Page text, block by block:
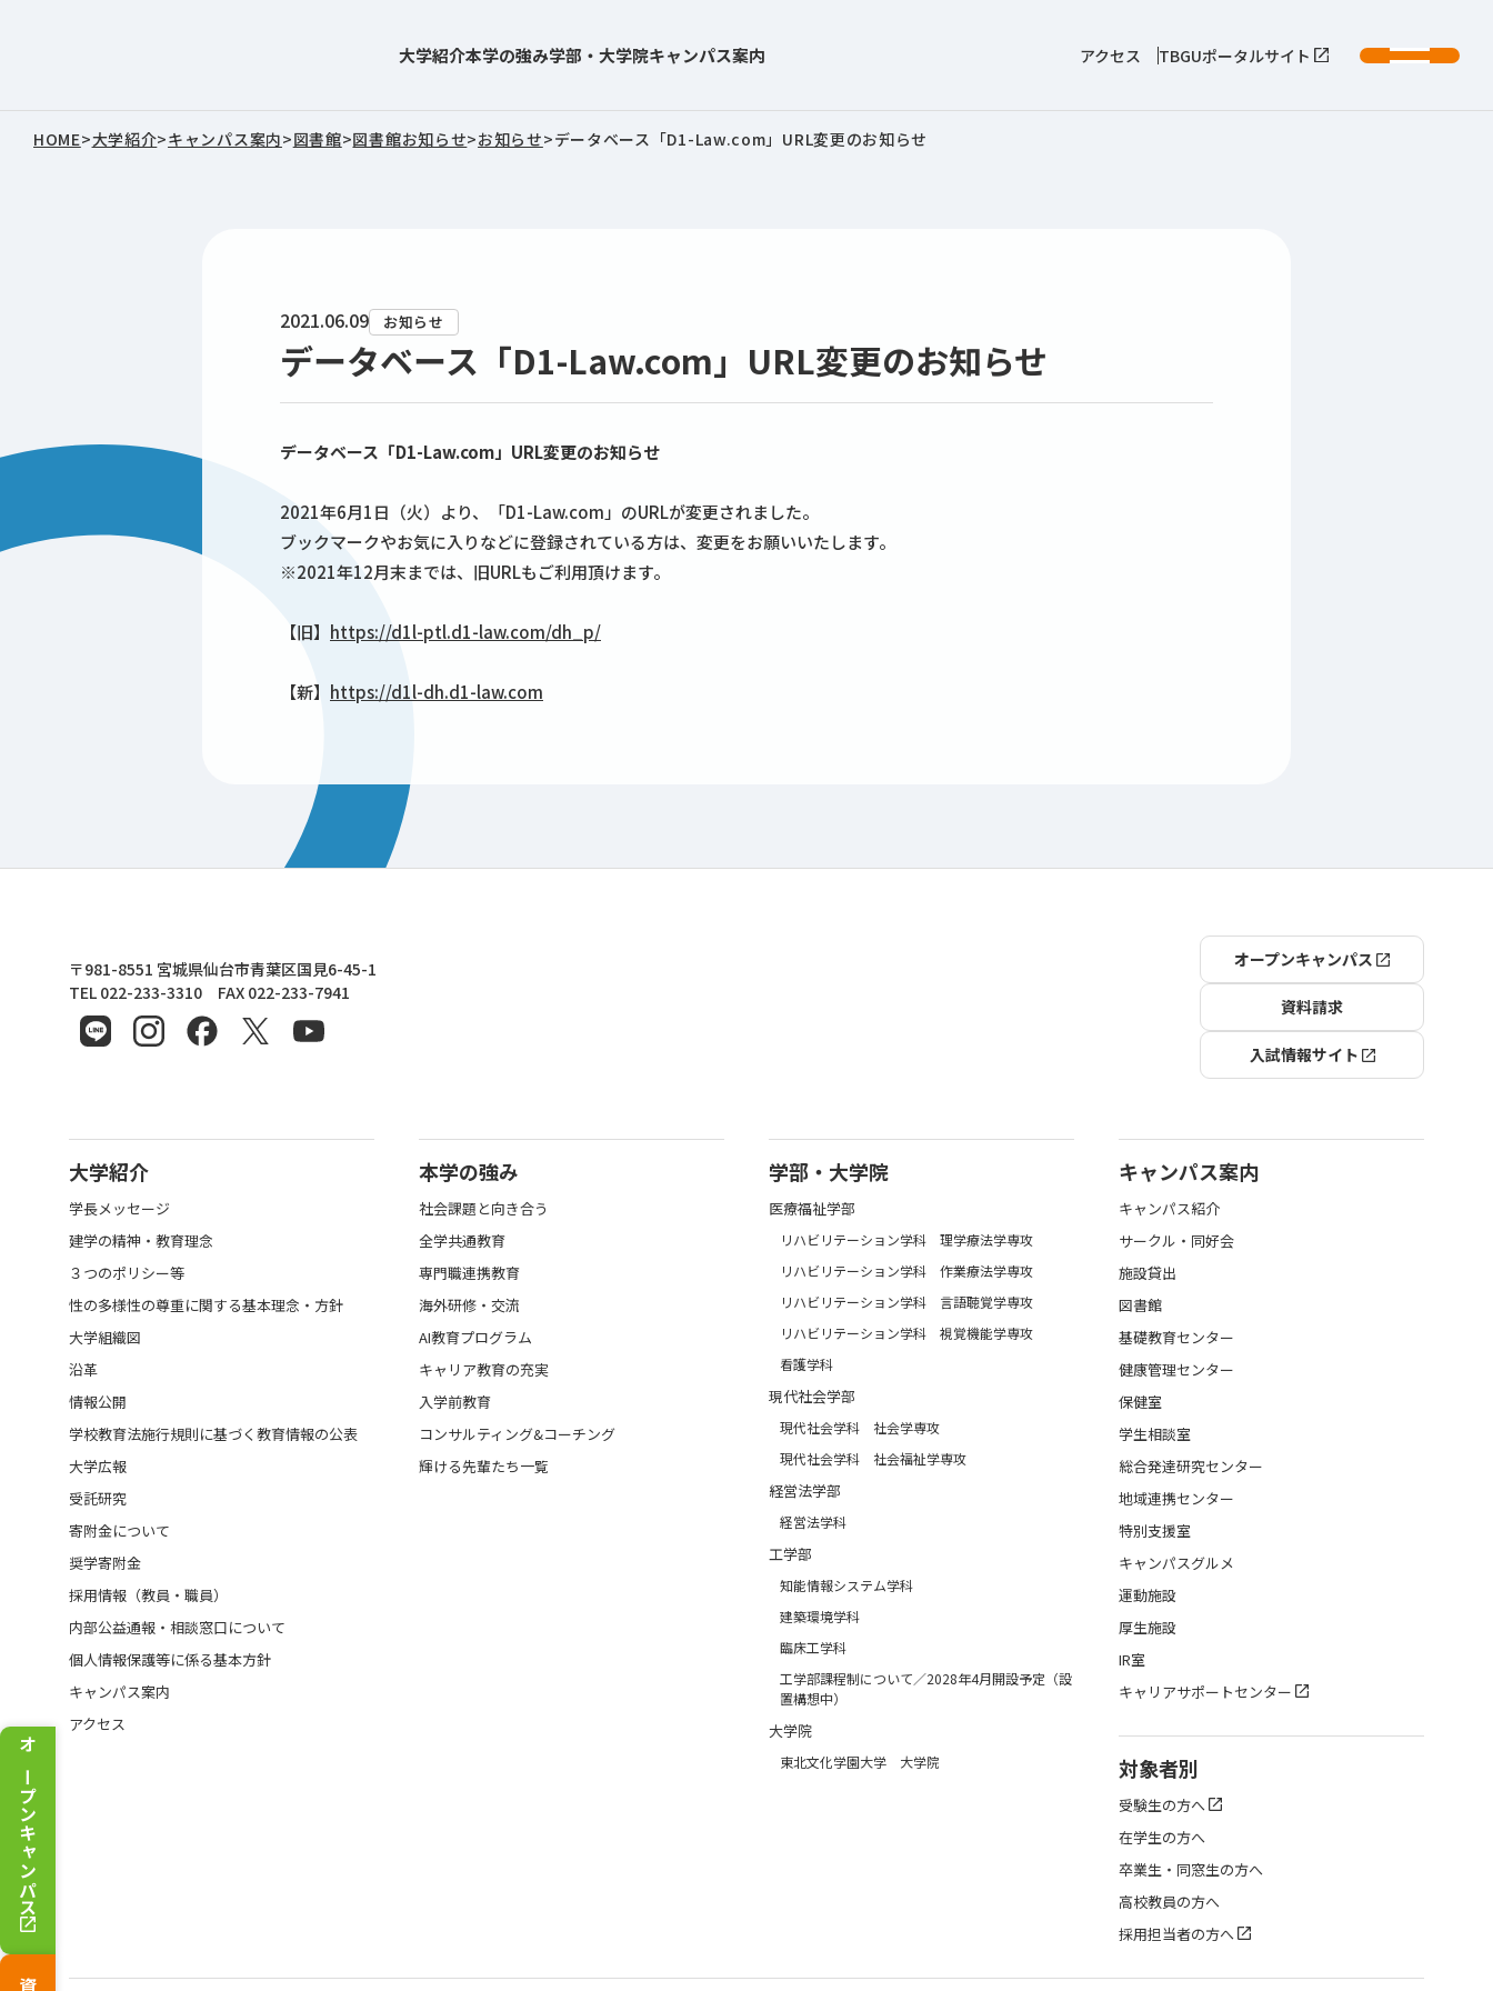
オープンキャンパス
大学紹介本学の強み学部・大学院キャンパス案内 アクセス TBGUポータルサイト
HOME>大学紹介>キャンパス案内>図書館>図書館お知らせ>お知らせ>データベース「D1-Law.com」URL変更のお知らせ
2021.06.09 お知らせ
データベース「D1-Law.com」URL変更のお知らせ
データベース「D1-Law.com」URL変更のお知らせ
2021年6月1日（火）より、「D1-Law.com」のURLが変更されました。
ブックマークやお気に入りなどに登録されている方は、変更をお願いいたします。
※2021年12月末までは、旧URLもご利用頂けます。
【旧】 https://d1l-ptl.d1-law.com/dh_p/
【新】 https://d1l-dh.d1-law.com
東北文化学園大学
〒981-8551 宮城県仙台市青葉区国見6-45-1
TEL 022-233-3310 FAX 022-233-7941
オープンキャンパス
資料請求
入試情報サイト
大学紹介
学長メッセージ
建学の精神・教育理念
３つのポリシー等
性の多様性の尊重に関する基本理念・方針
大学組織図
沿革
情報公開
学校教育法施行規則に基づく教育情報の公表
大学広報
受託研究
寄附金について
奨学寄附金
採用情報（教員・職員）
内部公益通報・相談窓口について
個人情報保護等に係る基本方針
キャンパス案内
アクセス
本学の強み
社会課題と向き合う
全学共通教育
専門職連携教育
海外研修・交流
AI教育プログラム
キャリア教育の充実
入学前教育
コンサルティング&コーチング
輝ける先輩たち一覧
学部・大学院
医療福祉学部
リハビリテーション学科 理学療法学専攻
リハビリテーション学科 作業療法学専攻
リハビリテーション学科 言語聴覚学専攻
リハビリテーション学科 視覚機能学専攻
看護学科
現代社会学部
現代社会学科 社会学専攻
現代社会学科 社会福祉学専攻
経営法学部
経営法学科
工学部
知能情報システム学科
建築環境学科
臨床工学科
工学部課程制について／2028年4月開設予定（設
置構想中）
大学院
東北文化学園大学 大学院
キャンパス案内
キャンパス紹介
サークル・同好会
施設貸出
図書館
基礎教育センター
健康管理センター
保健室
学生相談室
総合発達研究センター
地域連携センター
特別支援室
キャンパスグルメ
運動施設
厚生施設
IR室
キャリアサポートセンター
対象者別
受験生の方へ
在学生の方へ
卒業生・同窓生の方へ
高校教員の方へ
採用担当者の方へ